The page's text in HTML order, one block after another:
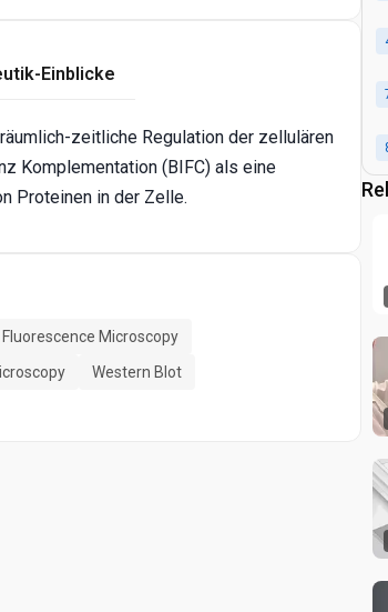
Einblicke
zeitliche Regulation der zellulären
Komplementation (BIFC) als eine
Proteinen in der Zelle.
Fluorescence Microscopy
Western Blot